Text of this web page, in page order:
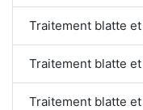
Traitement blatte
Traitement blatte
Traitement blatte